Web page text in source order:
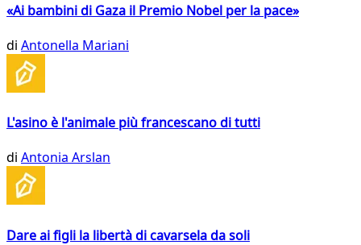
«Ai bambini di Gaza il Premio Nobel per la pace»
di Antonella Mariani
L'asino è l'animale più francescano di tutti
di Antonia Arslan
Dare ai figli la libertà di cavarsela da soli